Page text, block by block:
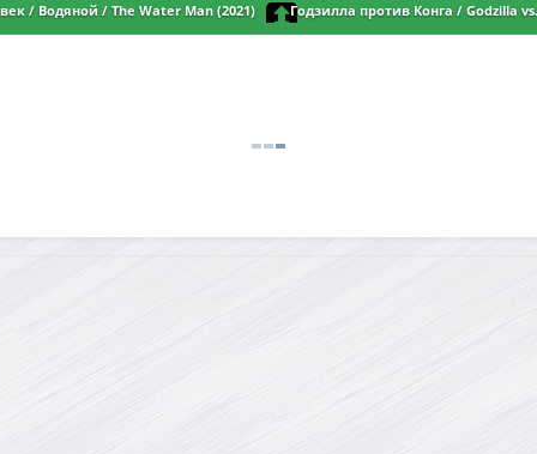
iTunes
Massacre (2021) BDRip от
BDRip от MegaPeer | Netflix
/ Водяной / The Water Man (2021)
| Netflix
Годзилла против Конга / Godzilla
BDRip от MegaPeer | D, P | iTunes